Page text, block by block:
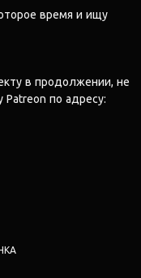
время и ищу
в продолжении, не
Patreon по адресу: